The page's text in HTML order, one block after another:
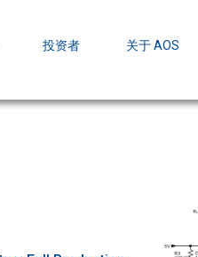
投资者 关于 AOS
AmpStack™ 封装：MOSFET